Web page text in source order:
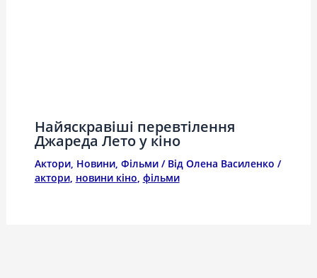
Найяскравіші перевтілення
Джареда Лето у кіно
Актори, Новини, Фільми/ Від Олена Василенко /
актори, новини кіно, фільми